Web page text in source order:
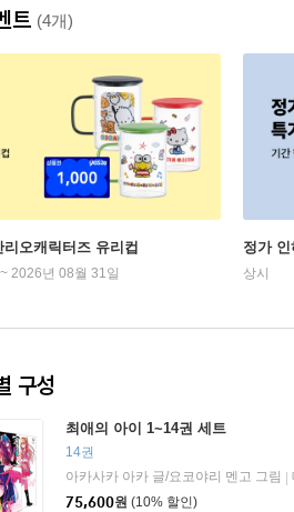
트 (4개)
오캐릭터즈 유리컵
2026년 08월 31일
정가
상시
구성
최애의 아이 1~14권 세트
14권
아카사카 아카 글/요코야리 멘고 그림
75,600원 (10% 할인)